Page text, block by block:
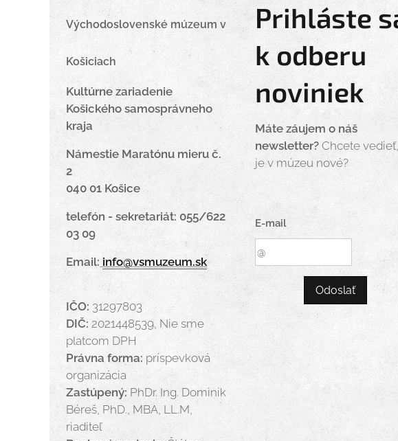
Východoslovenské múzeum v
Košiciach
Kultúrne zariadenie
Košického samosprávneho
kraja
Námestie Maratónu mieru č.
2
040 01 Košice
telefón - sekretariát: 055/622
03 09
Email: info@vsmuzeum.sk
IČO:31297803
DIČ: 2021448539, Nie sme
platcom DPH
Právna forma:príspevková
organizácia
Zastúpený:PhDr. Ing. Dominik
Béreš, PhD., MBA, LL.M,
riaditeľ
Prihláste
k odberu
noviniek
Máte záujem o náš
newsletter?Chcete
je v múzeu nové?
E-mail
Odoslať